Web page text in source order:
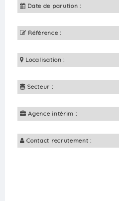
Date de parution :
Référence :
Localisation :
Secteur :
Agence intérim :
Contact recrutement :